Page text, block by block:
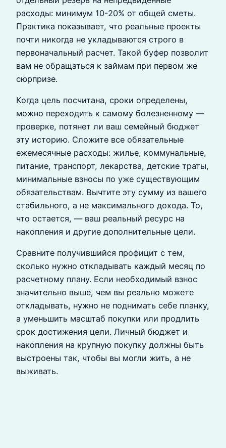
расходы: минимум 10-20% от общей сметы.
Практика показывает, что реальные проекты
почти никогда не укладываются строго в
первоначальный расчет. Такой буфер позволит
вам не обращаться к займам при первом же
сюрпризе.
Когда цель посчитана, сроки определены,
можно переходить к самому болезненному —
проверке, потянет ли ваш семейный бюджет
эту историю. Сложите все обязательные
ежемесячные расходы: жилье, коммунальные,
питание, транспорт, лекарства, детские траты,
минимальные взносы по уже существующим
обязательствам. Вычтите эту сумму из вашего
стабильного, а не максимального дохода. То,
что остается, — ваш реальный ресурс на
накопления и другие дополнительные цели.
Сравните получившийся профицит с тем,
сколько нужно откладывать каждый месяц по
расчетному плану. Если необходимый взнос
значительно выше, чем вы реально можете
откладывать, нужно не поднимать себе планку,
а уменьшить масштаб покупки или продлить
срок достижения цели. Личный бюджет и
накопления на крупную покупку должны быть
выстроены так, чтобы вы могли жить, а не
выживать.